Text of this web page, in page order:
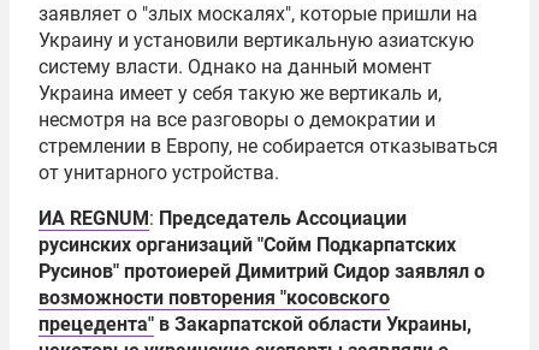
заявляет о "злых москалях", которые пришли на
Украину и установили вертикальную азиатскую
систему власти. Однако на данный момент
Украина имеет у себя такую же вертикаль и,
несмотря на все разговоры о демократии и
стремлении в Европу, не собирается отказываться
от унитарного устройства.
ИА REGNUM: Председатель Ассоциации
русинских организаций "Сойм Подкарпатских
Русинов" протоиерей Димитрий Сидор заявлял о
возможности повторения "косовского
прецедента" в Закарпатской области Украины,